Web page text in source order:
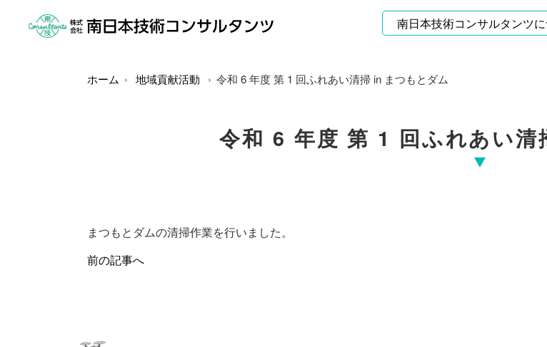
南日本技術コンサルタンツ
ホーム 地域貢献活動 令和 6 年度 第 1 回ふれあい清掃 in まつもとダム
令和 6 年度 第 1 回ふれあい
まつもとダムの清掃作業を行いました。
前の記事へ